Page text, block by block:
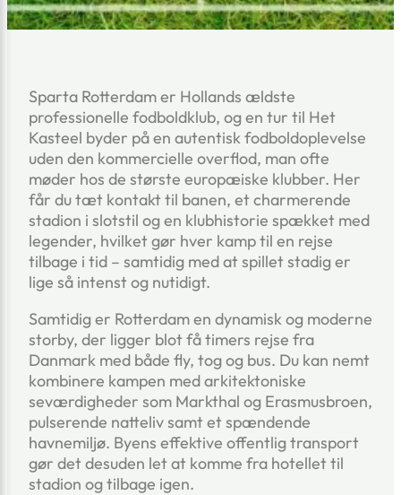
Sparta Rotterdam er Hollands ældste
professionelle fodboldklub, og en tur til Het
Kasteel byder på en autentisk fodboldoplevelse
uden den kommercielle overflod, man ofte
møder hos de største europæiske klubber. Her
får du tæt kontakt til banen, et charmerende
stadion i slotstil og en klubhistorie spækket med
legender, hvilket gør hver kamp til en rejse
tilbage i tid – samtidig med at spillet stadig er
lige så intenst og nutidigt.
Samtidig er Rotterdam en dynamisk og moderne
storby, der ligger blot få timers rejse fra
Danmark med både fly, tog og bus. Du kan nemt
kombinere kampen med arkitektoniske
seværdigheder som Markthal og Erasmusbroen,
pulserende natteliv samt et spændende
havnemiljø. Byens effektive offentlig transport
gør det desuden let at komme fra hotellet til
stadion og tilbage igen.